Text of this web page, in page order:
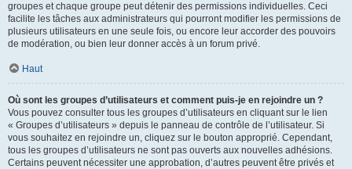
groupes et chaque groupe peut détenir des permissions individuelles. Ceci
facilite les tâches aux administrateurs qui pourront modifier les permissions de
plusieurs utilisateurs en une seule fois, ou encore leur accorder des pouvoirs
de modération, ou bien leur donner accès à un forum privé.
Haut
Où sont les groupes d’utilisateurs et comment puis-je en rejoindre un ?
Vous pouvez consulter tous les groupes d’utilisateurs en cliquant sur le lien
« Groupes d’utilisateurs » depuis le panneau de contrôle de l’utilisateur. Si
vous souhaitez en rejoindre un, cliquez sur le bouton approprié. Cependant,
tous les groupes d’utilisateurs ne sont pas ouverts aux nouvelles adhésions.
Certains peuvent nécessiter une approbation, d’autres peuvent être privés et